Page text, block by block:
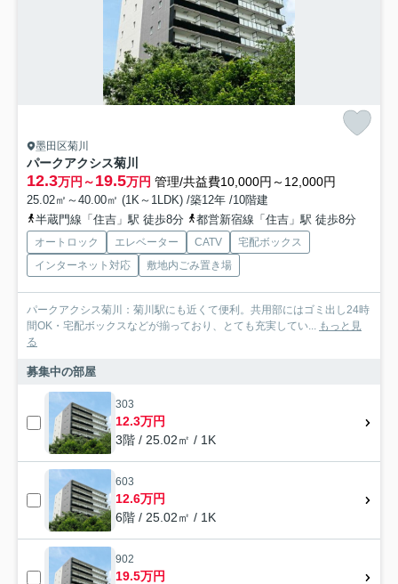
墨田区菊川
パークアクシス菊川
12.3万円～19.5万円 管理/共益費10,000円～12,000円
25.02㎡～40.00㎡ (1K～1LDK) /築12年 /10階建
半蔵門線「住吉」駅 徒歩8分
都営新宿線「住吉」駅 徒歩8分
オートロック エレベーター CATV
宅配ボックス
インターネット対応
敷地内ごみ置き場
パークアクシス菊川：菊川駅にも近くて便利。共用部にはゴミ出し24時
間OK・宅配ボックスなどが揃っており、とても充実してい... もっと見
る
募集中の部屋
303
12.3万円
3階 / 25.02㎡ / 1K
603
12.6万円
6階 / 25.02㎡ / 1K
902
19.5万円